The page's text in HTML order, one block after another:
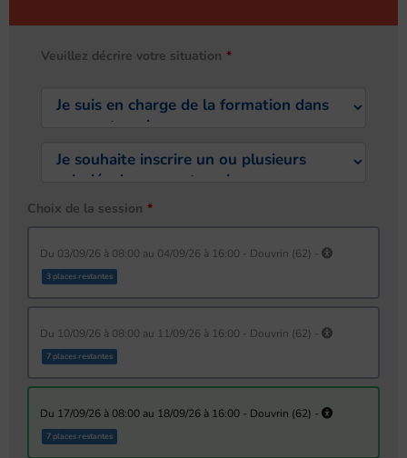
Veuillez décrire votre situation
Choix de la session
du 03/09/26 à 08:00 au 04/09/26 à 16:00 - Douvrin (62) -
3 places restantes
du 10/09/26 à 08:00 au 11/09/26 à 16:00 - Douvrin (62) -
7 places restantes
du 17/09/26 à 08:00 au 18/09/26 à 16:00 - Douvrin (62) -
7 places restantes